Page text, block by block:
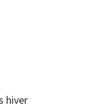
hiver